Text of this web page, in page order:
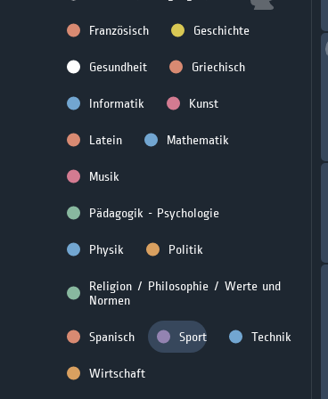
Französisch Geschichte
Gesundheit Griechisch
Informatik Kunst
Latein Mathematik
Musik
Pädagogik - Psychologie
Physik Politik
Religion / Philosophie / Werte und
Normen
Spanisch Sport Technik
Wirtschaft